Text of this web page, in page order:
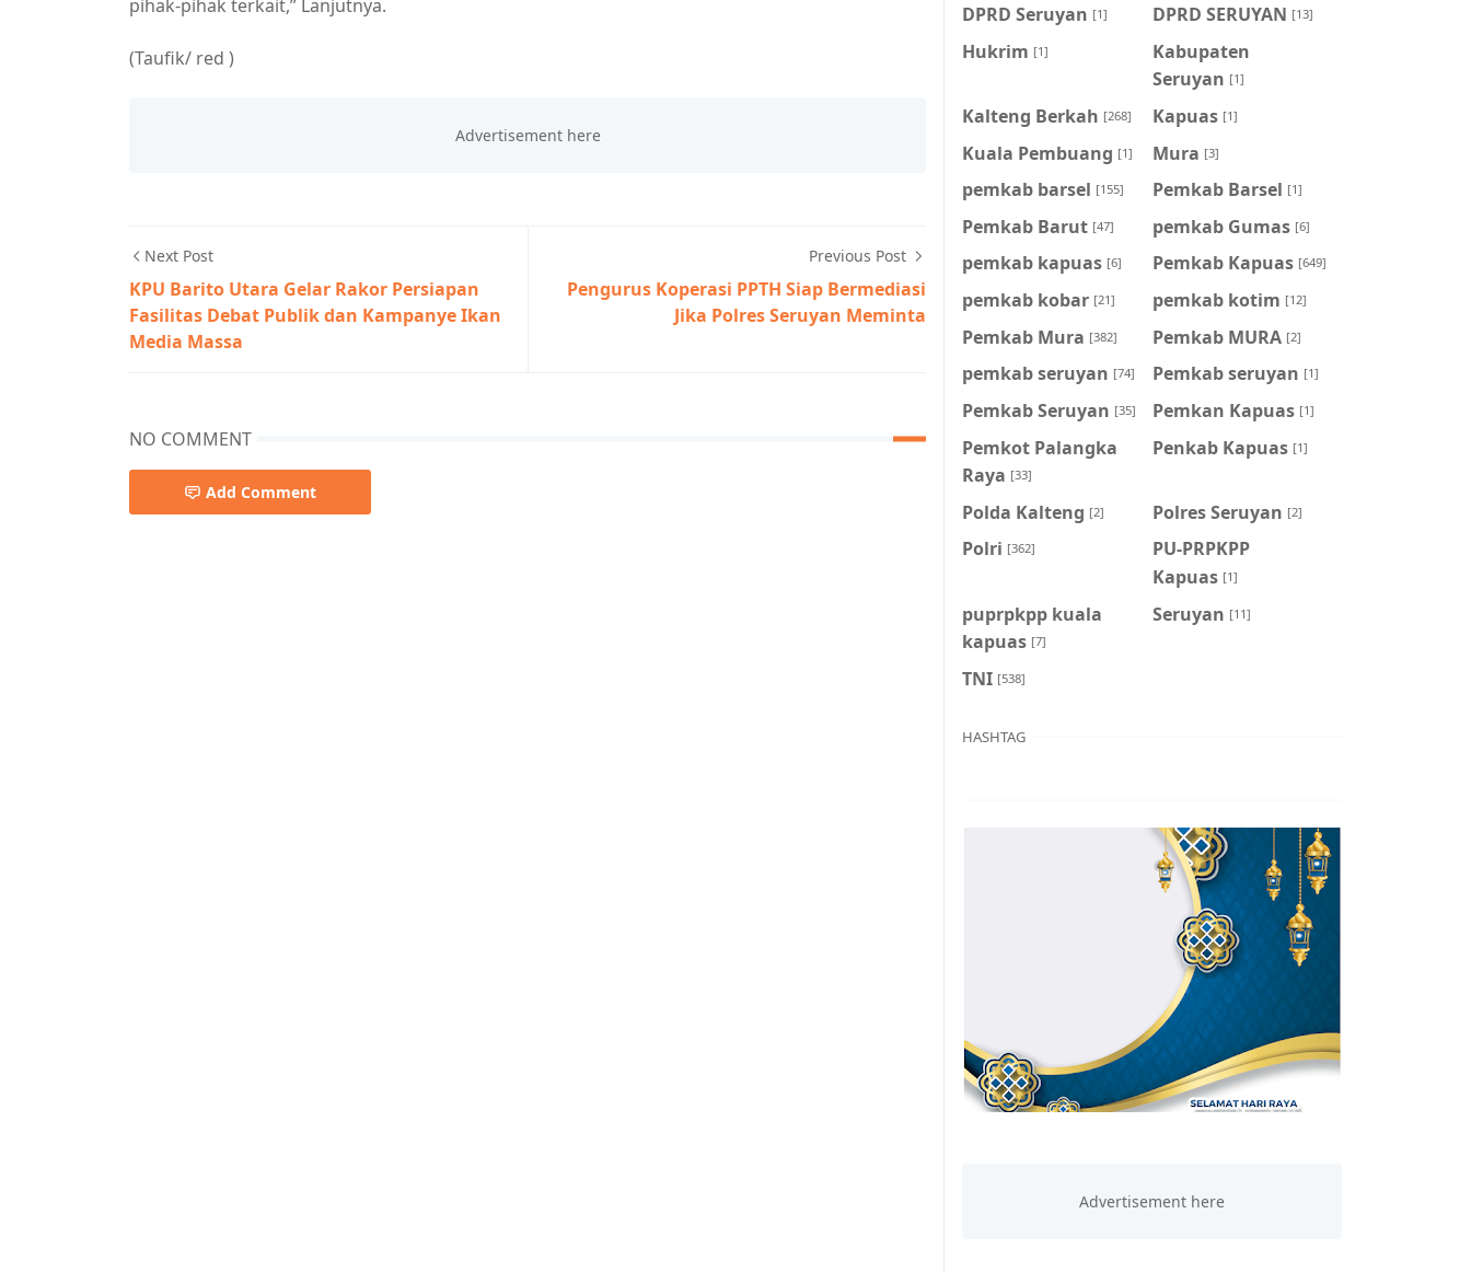
pihak-pihak terkait,” Lanjutnya.
(Taufik/ red )
Next Post
KPU Barito Utara Gelar Rakor Persiapan
Fasilitas Debat Publik dan Kampanye Ikan
Media Massa
Previous Post
Pengurus Koperasi PPTH Siap Bermediasi
Jika Polres Seruyan Meminta
NO COMMENT
Add Comment
DPRD Seruyan [1] DPRD SERUYAN [13]
Hukrim [1]
Kabupaten
Seruyan [1]
Kalteng Berkah [268] Kapuas [1]
Kuala Pembuang [1] Mura [3]
pemkab barsel [155] Pemkab Barsel [1]
Pemkab Barut [47] pemkab Gumas [6]
pemkab kapuas [6] Pemkab Kapuas [649]
pemkab kobar [21] pemkab kotim [12]
Pemkab Mura [382] Pemkab MURA [2]
pemkab seruyan [74] Pemkab seruyan [1]
Pemkab Seruyan [35] Pemkan Kapuas [1]
Pemkot Palangka
Raya [33]
Penkab Kapuas [1]
Polda Kalteng [2] Polres Seruyan [2]
Polri [362]
PU-PRPKPP
Kapuas [1]
puprpkpp kuala
kapuas [7]
Seruyan [11]
TNI [538]
HASHTAG